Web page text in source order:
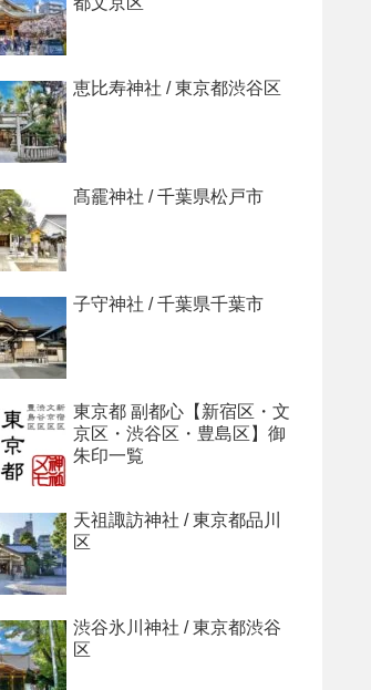
恵比寿神社 / 東京都渋谷区
髙靇神社 / 千葉県松戸市
子守神社 / 千葉県千葉市
東京都 副都心【新宿区・文
京区・渋谷区・豊島区】御
朱印一覧
天祖諏訪神社 / 東京都品川
区
渋谷氷川神社 / 東京都渋谷
区